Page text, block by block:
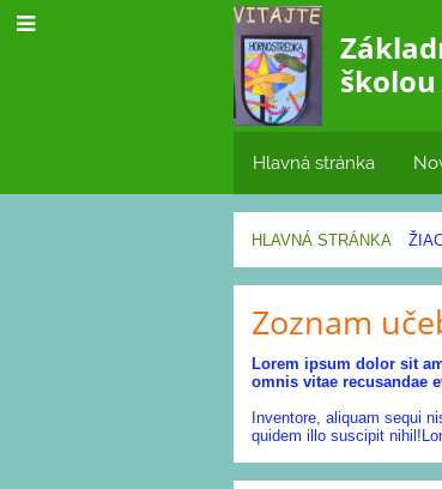
Hlavná stránka
HLAVNÁ STRÁNKA
Učebne
Zoznam
Lorem ipsum dolor sit
omnis vitae recusandae
Inventore, aliquam sequi
quidem illo suscipit